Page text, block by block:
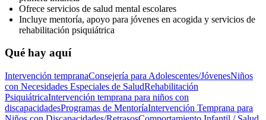
Ofrece servicios de salud mental escolares
Incluye mentoría, apoyo para jóvenes en acogida y servicios de
rehabilitación psiquiátrica
Qué hay aquí
Intervención tempranaConsejería para Adolescentes/JóvenesNiños
con Necesidades Especiales de SaludRehabilitación
PsiquiátricaIntervención temprana para niños con
discapacidadesProgramas de MentoríaIntervención Temprana para